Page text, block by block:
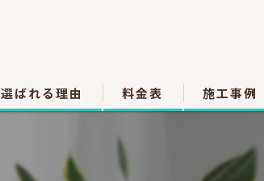
選ばれる理由 料金表 施工事例